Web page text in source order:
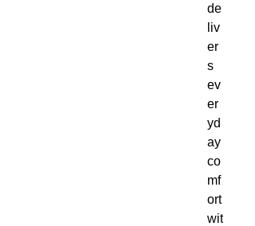
de
liv
er
s
ev
er
yd
ay
co
mf
ort
wit